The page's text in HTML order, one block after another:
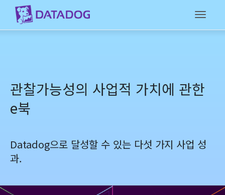
관찰가능성의 사업적 가치에 관한
e북
Datadog으로 달성할 수 있는 다섯 가지 사업 성
과.